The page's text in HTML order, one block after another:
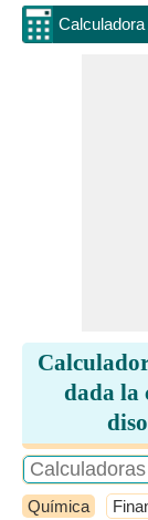
Calculadora
dada la
Química